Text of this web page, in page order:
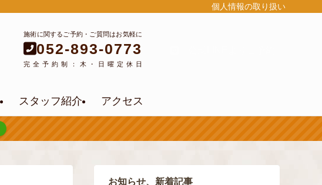
個人情報の取り扱い
施術に関するご予約・ご質問はお気軽に
052-893-0773
完全予約制：木・日曜定休日
スタッフ紹介 アクセス
お知らせ、新着記事